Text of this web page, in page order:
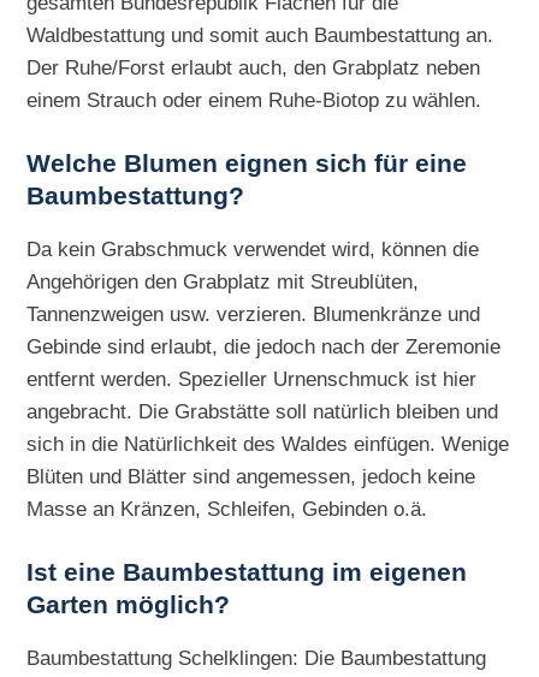
Waldbestattung und somit auch Baumbestattung an.
Der Ruhe/Forst erlaubt auch, den Grabplatz neben
einem Strauch oder einem Ruhe-Biotop zu wählen.
Welche Blumen eignen sich für eine
Baumbestattung?
Da kein Grabschmuck verwendet wird, können die
Angehörigen den Grabplatz mit Streublüten,
Tannenzweigen usw. verzieren. Blumenkränze und
Gebinde sind erlaubt, die jedoch nach der Zeremonie
entfernt werden. Spezieller Urnenschmuck ist hier
angebracht. Die Grabstätte soll natürlich bleiben und
sich in die Natürlichkeit des Waldes einfügen. Wenige
Blüten und Blätter sind angemessen, jedoch keine
Masse an Kränzen, Schleifen, Gebinden o.ä.
Ist eine Baumbestattung im eigenen
Garten möglich?
Baumbestattung Schelklingen: Die Baumbestattung